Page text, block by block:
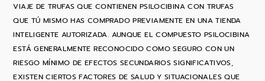
VIAJE DE TRUFAS QUE CONTIENEN PSILOCIBINA CON TRUFAS
QUE TÚ MISMO HAS COMPRADO PREVIAMENTE EN UNA TIENDA
INTELIGENTE AUTORIZADA. AUNQUE EL COMPUESTO PSILOCIBINA
ESTÁ GENERALMENTE RECONOCIDO COMO SEGURO CON UN
RIESGO MÍNIMO DE EFECTOS SECUNDARIOS SIGNIFICATIVOS,
EXISTEN CIERTOS FACTORES DE SALUD Y SITUACIONALES QUE